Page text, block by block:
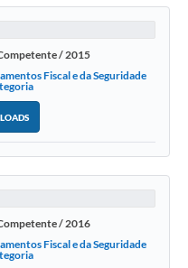
/ 2015
Fiscal e da Seguridade
/ 2016
Fiscal e da Seguridade